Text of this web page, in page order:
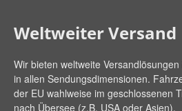
Weltweiter Versand
Wir bieten weltweite
in allen Sendungsdimensionen.
der EU wahlweise im geschlossenen
nach Übersee (z.B. USA oder Asien).